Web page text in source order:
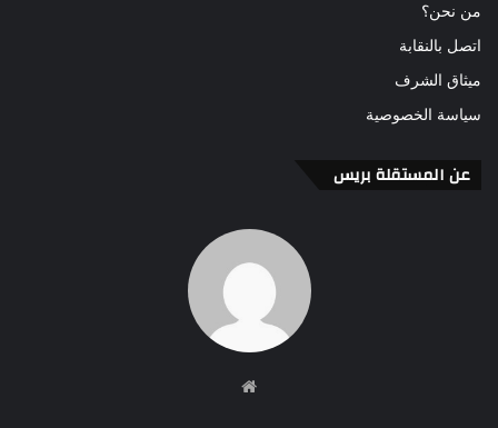
من نحن؟
اتصل بالنقابة
ميثاق الشرف
سياسة الخصوصية
عن المستقلة بريس